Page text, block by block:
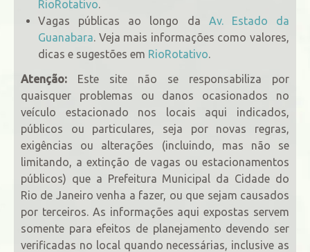
RioRotativo.
Vagas públicas ao longo da Av. Estado da
Guanabara. Veja mais informações como valores,
dicas e sugestões em RioRotativo.
Atenção: Este site não se responsabiliza por
quaisquer problemas ou danos ocasionados no
veículo estacionado nos locais aqui indicados,
públicos ou particulares, seja por novas regras,
exigências ou alterações (incluindo, mas não se
limitando, a extinção de vagas ou estacionamentos
públicos) que a Prefeitura Municipal da Cidade do
Rio de Janeiro venha a fazer, ou que sejam causados
por terceiros. As informações aqui expostas servem
somente para efeitos de planejamento devendo ser
verificadas no local quando necessárias, inclusive as